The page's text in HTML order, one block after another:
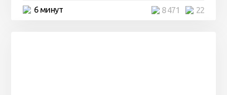
6 минут 22
8 471